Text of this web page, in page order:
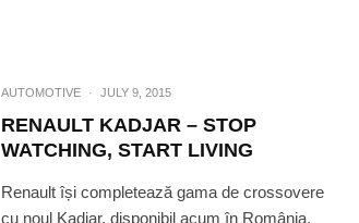
AUTOMOTIVE · JULY 9, 2015
RENAULT KADJAR – STOP
WATCHING, START LIVING
Renault își completează gama de crossovere
cu noul Kadjar, disponibil acum în România.